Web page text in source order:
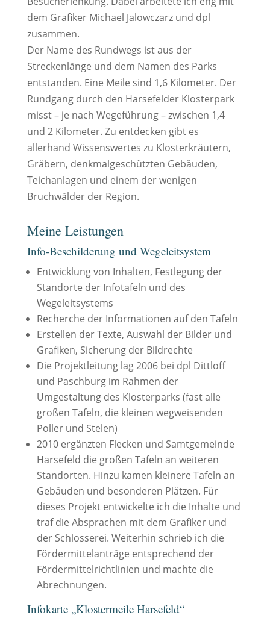
dem Grafiker Michael Jalowczarz und dpl
zusammen.
Der Name des Rundwegs ist aus der
Streckenlänge und dem Namen des Parks
entstanden. Eine Meile sind 1,6 Kilometer. Der
Rundgang durch den Harsefelder Klosterpark
misst – je nach Wegeführung – zwischen 1,4
und 2 Kilometer. Zu entdecken gibt es
allerhand Wissenswertes zu Klosterkräutern,
Gräbern, denkmalgeschützten Gebäuden,
Teichanlagen und einem der wenigen
Bruchwälder der Region.
Meine Leistungen
Info-Beschilderung und Wegeleitsystem
Entwicklung von Inhalten, Festlegung der
Standorte der Infotafeln und des
Wegeleitsystems
Recherche der Informationen auf den Tafeln
Erstellen der Texte, Auswahl der Bilder und
Grafiken, Sicherung der Bildrechte
Die Projektleitung lag 2006 bei dpl Dittloff
und Paschburg im Rahmen der
Umgestaltung des Klosterparks (fast alle
großen Tafeln, die kleinen wegweisenden
Poller und Stelen)
2010 ergänzten Flecken und Samtgemeinde
Harsefeld die großen Tafeln an weiteren
Standorten. Hinzu kamen kleinere Tafeln an
Gebäuden und besonderen Plätzen. Für
dieses Projekt entwickelte ich die Inhalte und
traf die Absprachen mit dem Grafiker und
der Schlosserei. Weiterhin schrieb ich die
Fördermittelanträge entsprechend der
Fördermittelrichtlinien und machte die
Abrechnungen.
Infokarte „Klostermeile Harsefeld“